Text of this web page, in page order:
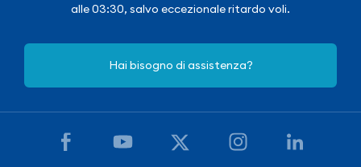
alle 03:30, salvo eccezionale ritardo voli.
Hai bisogno di assistenza?